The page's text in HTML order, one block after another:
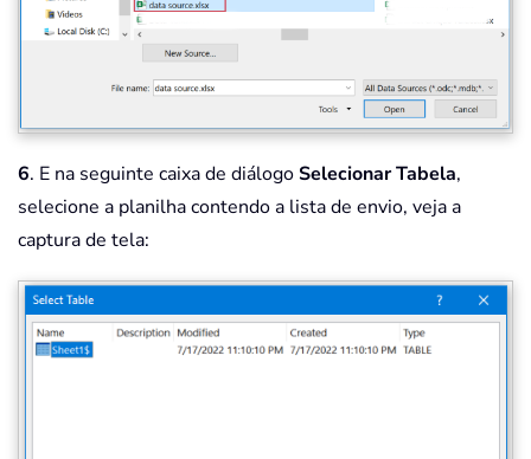
6. E na seguinte caixa de diálogoSelecionar Tabela,
selecione a planilha contendo a lista de envio, veja a
captura de tela: